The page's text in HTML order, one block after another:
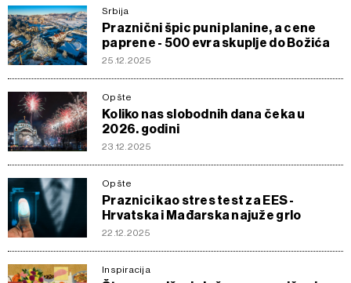
Srbija
Praznični špic puni planine, a cene
paprene - 500 evra skuplje do Božića
25.12.2025
Opšte
Koliko nas slobodnih dana čeka u
2026. godini
23.12.2025
Opšte
Praznici kao stres test za EES -
Hrvatska i Mađarska najuže grlo
22.12.2025
Inspiracija